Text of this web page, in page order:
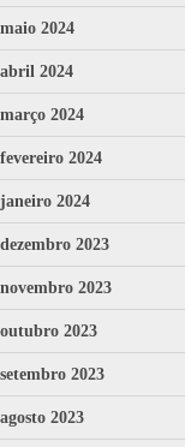
maio 2024
abril 2024
março 2024
fevereiro 2024
janeiro 2024
dezembro 2023
novembro 2023
outubro 2023
setembro 2023
agosto 2023